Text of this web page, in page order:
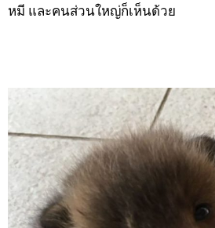
หมี และคนส่วนใหญ่ก็เห็นด้วย